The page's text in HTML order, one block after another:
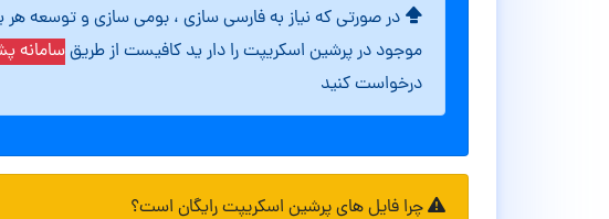
در صورتی که نیاز به فارسی سازی ، بومی سازی و توسعه
موجود در پرشین اسکریپت را دار ید کافیست از طریقسامانه
درخواست کنید
چرا فایل های پرشین اسکریپت رایگان است؟